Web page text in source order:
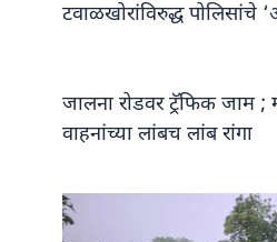
टवाळखोरांविरुद्ध
जालना रोडवर ट्रॅफिक जाम ;
वाहनांच्या लांबच लांब रांगा